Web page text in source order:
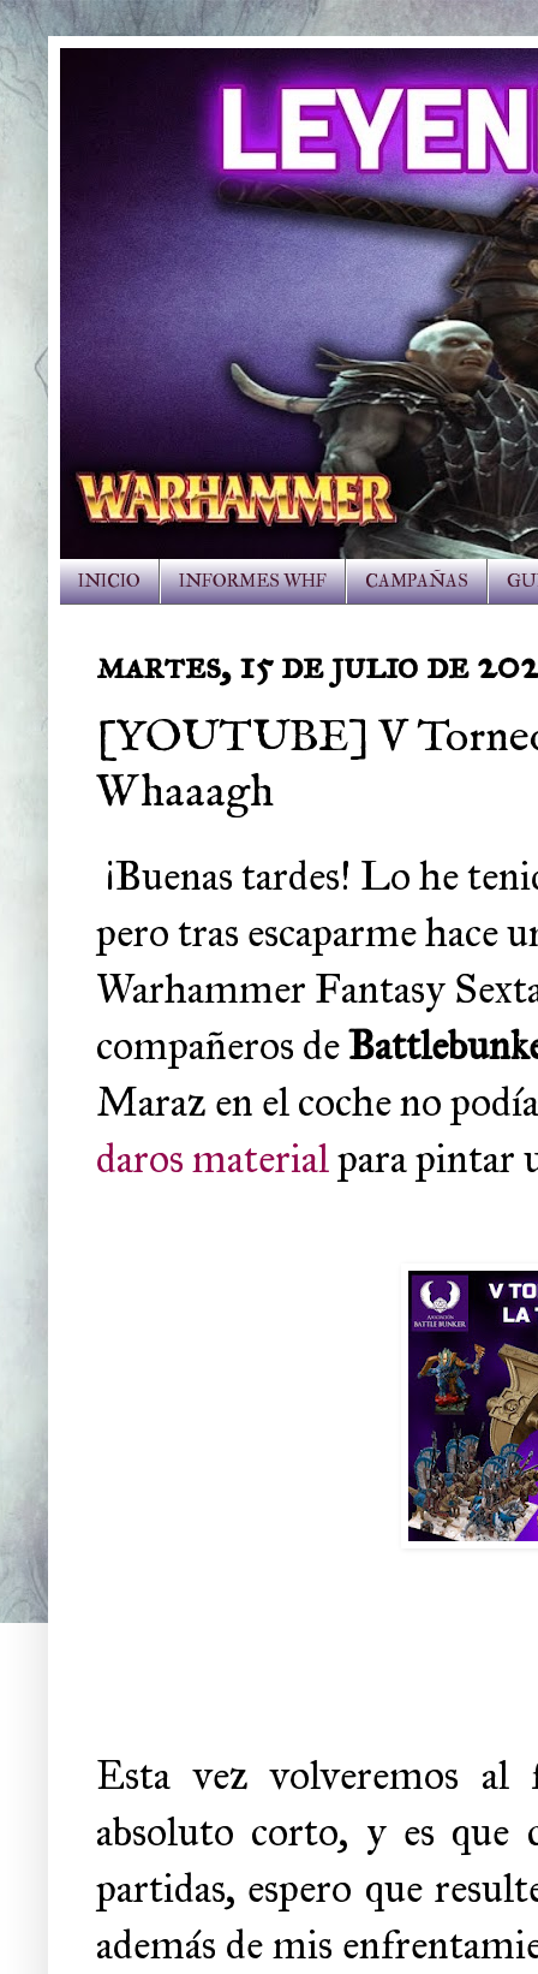
INICIO INFORMES WHF CAMPAÑAS
martes, 15 de julio de
[YOUTUBE] V
Whaaagh
¡Buenas tardes! Lo he
pero tras escaparme hace
Warhammer Fantasy
compañeros de
Maraz en el coche no
daros materialpara pintar
Esta vez volveremos
absoluto corto, y es que
partidas, espero que
además de mis